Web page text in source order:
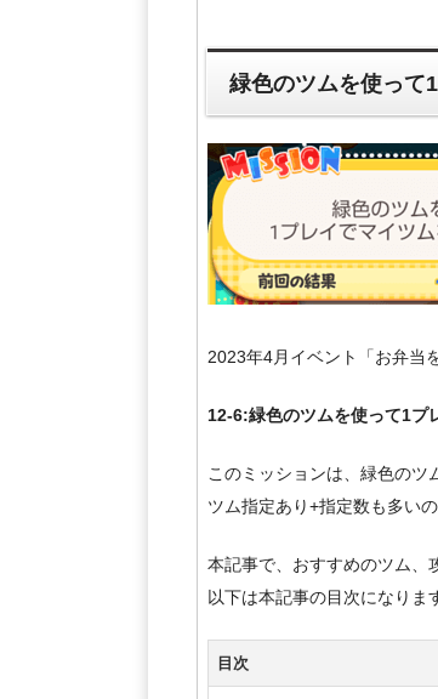
緑色のツムを使って
2023年4月イベント「お弁当
12-6:緑色のツムを使って1プ
このミッションは、緑色のツ
ツム指定あり+指定数も多い
本記事で、おすすめのツム、
以下は本記事の目次になりま
目次